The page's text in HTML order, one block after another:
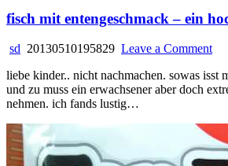
fisch mit entengeschmack – ein
sd 20130510195829 Leave a Commenton
mit
liebe kinder.. nicht nachmachen. sowas isst
und zu muss ein erwachsener aber doch
nehmen. ich fands lustig…